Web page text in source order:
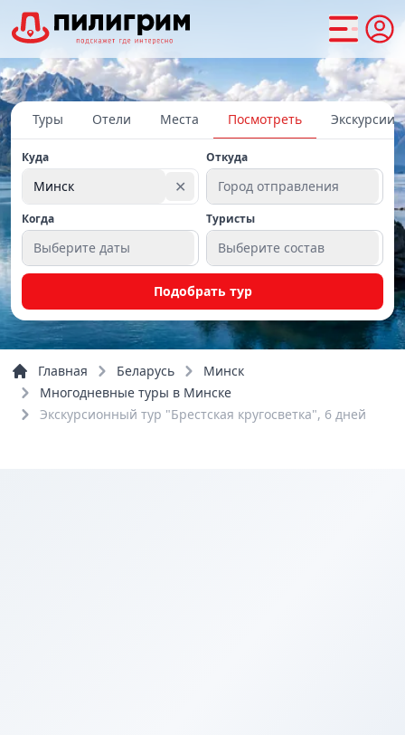
Туры Отели Места Посмотреть Экскурсии
Куда
Минск ✕
Откуда
Город отправления
Когда
Выберите даты
Туристы
Выберите состав
Подобрать тур
Главная Беларусь
Минск
Многодневные туры в Минске
Экскурсионный тур "Брестская кругосветка", 6 дней